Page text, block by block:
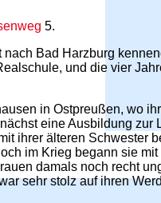
5.
Bad Harzburg
und die vier
in Ostpreußen, wo
eine Ausbildung
ihrer älteren Schwester
im Krieg begann sie
damals noch recht
sehr stolz auf ihren